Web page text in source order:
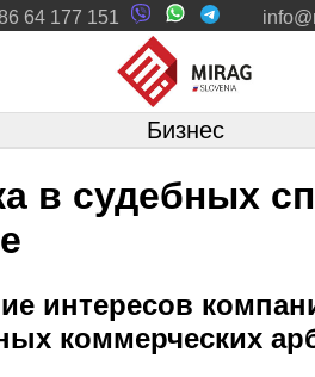
64 177 151
Бизнес
в судебных
интересов
коммерческих